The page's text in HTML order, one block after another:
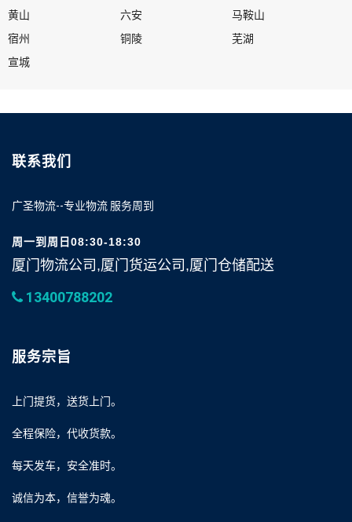
黄山
六安
马鞍山
宿州
铜陵
芜湖
宣城
联系我们
广圣物流--专业物流 服务周到
周一到周日08:30-18:30
厦门物流公司,厦门货运公司,厦门仓储配送
13400788202
服务宗旨
上门提货，送货上门。
全程保险，代收货款。
每天发车，安全准时。
诚信为本，信誉为魂。